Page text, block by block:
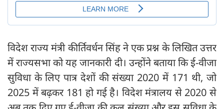
विदेश राज्य मंत्री कीर्तिवर्धन सिंह ने एक प्रश्न के लिखित उत्तर
में राज्यसभा को यह जानकारी दी। उन्होंने बताया कि ई-वीजा
सुविधा के लिए पात्र देशों की संख्या 2020 में 171 थी, जो
2025 में बढ़कर 181 हो गई है। विदेश मंत्रालय से 2020 से